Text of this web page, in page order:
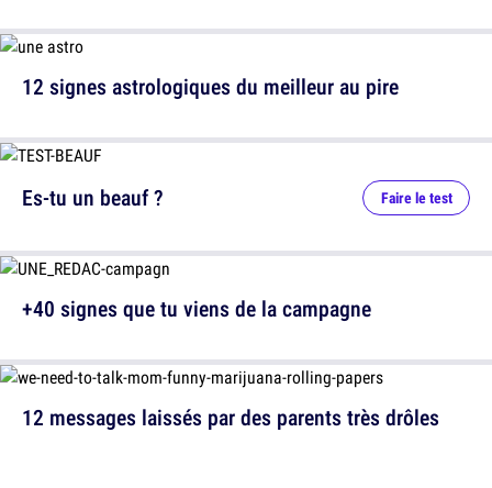
12 signes astrologiques du meilleur au pire
12 messages laissés par des parents très drôles
Es-tu un beauf ? Faire le test
+40 signes que tu viens de la campagne